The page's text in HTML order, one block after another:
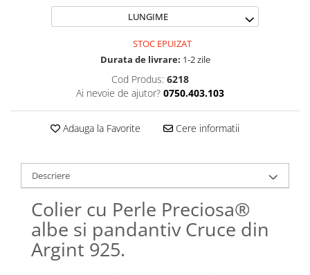
Lănțișoare cu Semilună
Lănțișoare cu Zodii
Lănțișoare cu Animale
Lănțișoare cu Pietre Naturale
Lănțișoare Argint Diverse
COLIERE CU PERLE
Coliere cu Perle Naturale
Coliere cu Perle Preciosa
COLIERE ȘNUR REGLABIL
LUNGIME
STOC EPUIZAT
Durata de livrare: 1-2 zile
Cod Produs: 6218
Ai nevoie de ajutor? 0750.403.103
Adauga la Favorite Cere informatii
Descriere
Colier cu Perle Preciosa®
albe si pandantiv Cruce din
Argint 925.